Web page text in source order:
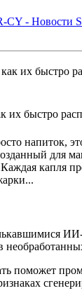
CY - Новости
быстро
напиток,
для
капля
поможет